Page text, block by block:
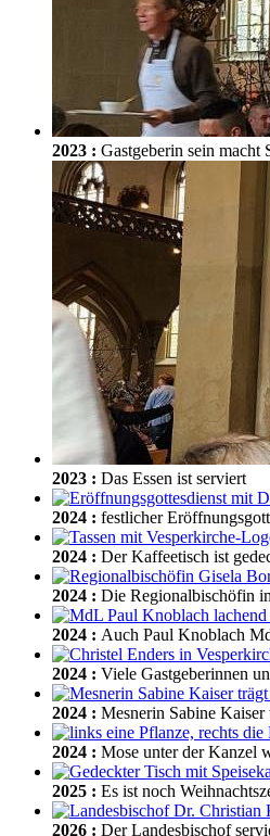
2023 : Gastgeberin sein macht
2023 : Das Essen ist serviert
2024 : festlicher
2024 : Der Kaffeetisch ist
2024 : Die Regionalbischöfin
2024 : Auch Paul Knoblach
2024 : Viele Gastgeberinnen
2024 : Mesnerin Sabine
2024 : Mose unter der Kanzel
2025 : Es ist noch
2026 : Der Landesbischof